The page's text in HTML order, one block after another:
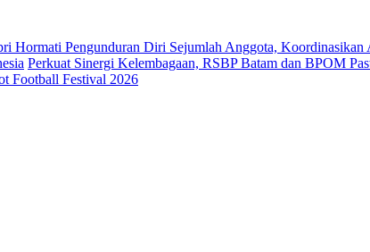
Hormati Pengunduran Diri Sejumlah Anggota, Koordinasikan
Perkuat Sinergi Kelembagaan, RSBP Batam dan BPOM
Football Festival 2026